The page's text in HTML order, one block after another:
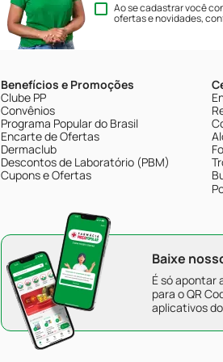
Ao se cadastrar você
ofertas e novidades,
Benefícios e Promoções
Clube PP
Convênios
Programa Popular do Brasil
Encarte de Ofertas
Dermaclub
Descontos de Laboratório (PBM)
Cupons e Ofertas
Baixe
É só apontar
para o QR
aplicativos